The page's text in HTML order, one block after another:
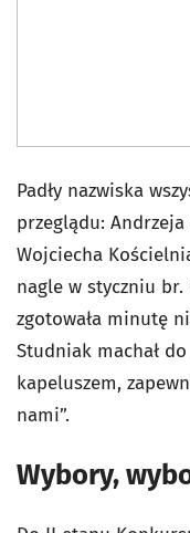
Padły nazwiska
przeglądu: Andrzeja
Wojciecha
nagle w styczniu
zgotowała minutę
Studniak machał
kapeluszem,
nami”.
Wybory,